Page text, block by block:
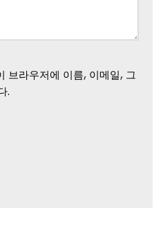
브라우저에 이름, 이메일, 그
.